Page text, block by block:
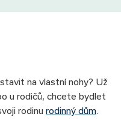
na vlastní nohy? Už
u rodičů, chcete bydlet
rodinu rodinný dům.